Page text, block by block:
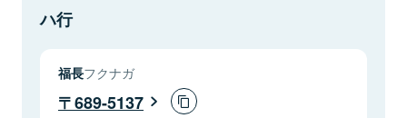
ハ行
福長フクナガ
689-5137